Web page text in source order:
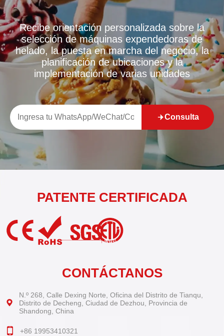
Recibe orientación personalizada sobre la
selección de máquinas expendedoras de
helado, la puesta en marcha del negocio, la
planificación de ubicaciones y la
implementación de varias unidades
Consulta
PATENTE CERTIFICADA
CONTÁCTANOS
N.º 268, Calle Dexing Norte, Oficina del Distrito de Tianqu,
Distrito de Decheng, Ciudad de Dezhou, Provincia de
Shandong, China
+86 19953410321